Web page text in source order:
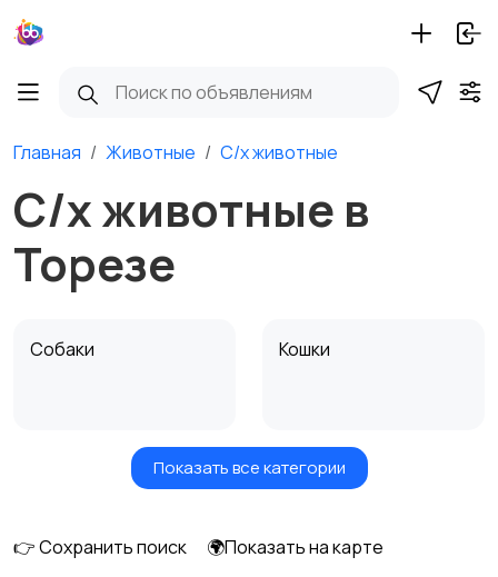
Главная Животные С/х животные
С/х животные в
Торезе
Собаки Кошки
Грызуны
Показать все категории
👉 Сохранить поиск
🌍Показать на карте